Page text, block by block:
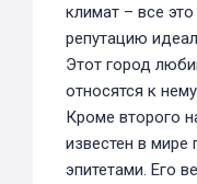
климат – все
репутацию
Этот город
относятся к
Кроме второго
известен в
эпитетами. Его